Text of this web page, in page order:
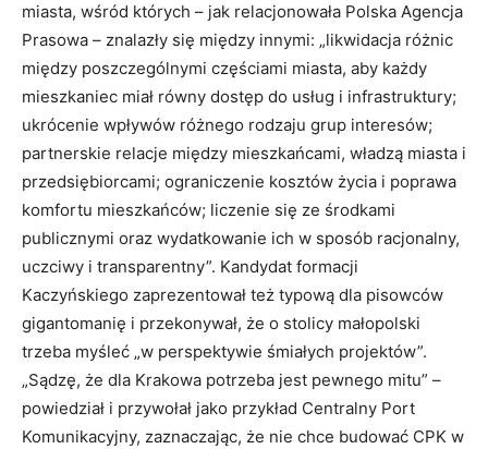
miasta, wśród których – jak relacjonowała Polska Agencja
Prasowa – znalazły się między innymi: „likwidacja różnic
między poszczególnymi częściami miasta, aby każdy
mieszkaniec miał równy dostęp do usług i infrastruktury;
ukrócenie wpływów różnego rodzaju grup interesów;
partnerskie relacje między mieszkańcami, władzą miasta i
przedsiębiorcami; ograniczenie kosztów życia i poprawa
komfortu mieszkańców; liczenie się ze środkami
publicznymi oraz wydatkowanie ich w sposób racjonalny,
uczciwy i transparentny”. Kandydat formacji
Kaczyńskiego zaprezentował też typową dla pisowców
gigantomanię i przekonywał, że o stolicy małopolski
trzeba myśleć „w perspektywie śmiałych projektów”.
„Sądzę, że dla Krakowa potrzeba jest pewnego mitu” –
powiedział i przywołał jako przykład Centralny Port
Komunikacyjny, zaznaczając, że nie chce budować CPK w